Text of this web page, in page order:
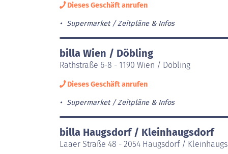
Dieses Geschäft anrufen
Supermarket Zeitpläne & Infos
billa Wien / Döbling
Rathstraße 6-8 - 1190 Wien / Döbling
Dieses Geschäft anrufen
Supermarket Zeitpläne & Infos
billa Haugsdorf / Kleinhaugsdorf
Laaer Straße 48 - 2054 Haugsdorf /